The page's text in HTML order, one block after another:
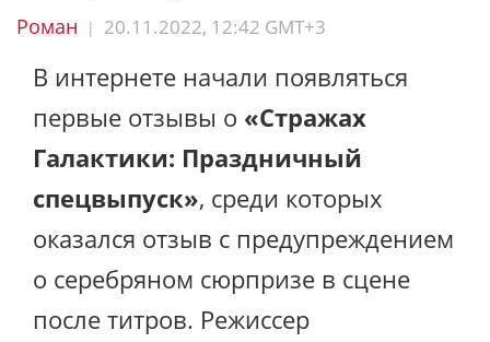
Роман | 20.11.2022, 12:42 GMT+3
В интернете начали появляться
первые отзывы о «Стражах
Галактики: Праздничный
спецвыпуск», среди которых
оказался отзыв с предупреждением
о серебряном сюрпризе в сцене
после титров. Режиссер